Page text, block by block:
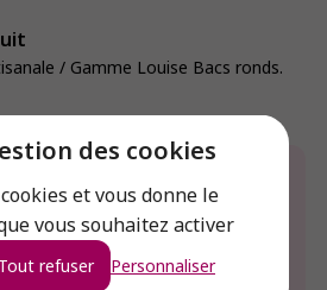
des cookies
et vous donne le
vous souhaitez activer
Tout refuser Personnaliser
/ Gamme Louise Bacs ronds.
prix de ce produit ?
Connexion